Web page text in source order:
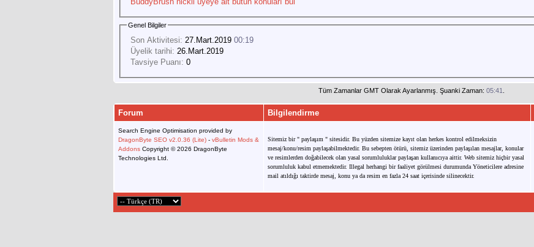
Genel Bilgiler
Son Aktivitesi: 27.Mart.2019 00:19
Üyelik tarihi: 26.Mart.2019
Tavsiye Puanı: 0
Tüm Zamanlar GMT Olarak Ayarlanmış. Şuanki Zaman: 05:41
Forum Bilgilendirme
Search Engine Optimisation provided by
DragonByte SEO v2.0.36 (Lite) - vBulletin Mods &
Addons Copyright © 2026 DragonByte
Technologies Ltd.
Sitemiz bir " paylaşım " sitesidir. Bu yüzden sitemize kayıt olan herkes kontrol edilmeksizin
mesaj/konu/resim paylaşabilmektedir. Bu sebepten ötürü, sitemiz üzerinden paylaşılan mesajlar, konular
ve resimlerden doğabilecek olan yasal sorumluluklar paylaşan kullanıcıya aittir. Web sitemiz hiçbir yasal
sorumluluk kabul etmemektedir. Illegal herhangi bir faaliyet görülmesi durumunda Yöneticilere adresine
mail atıldığı taktirde mesaj, konu ya da resim en fazla 24 saat içerisinde silinecektir.